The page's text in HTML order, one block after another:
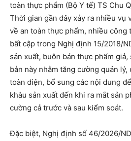
toàn thực phẩm (Bộ Y tế) TS Chu
Thời gian gần đây xảy ra nhiều vụ
về an toàn thực phẩm, nhiều công
bất cập trong Nghị định 15/2018/
sản xuất, buôn bán thực phẩm giả,
bản này nhằm tăng cường quản lý,
toàn diện, bổ sung các nội dung
khâu sản xuất đến khi ra mắt sản
cường cả trước và sau kiểm soát.
Đặc biệt, Nghị định số 46/2026/